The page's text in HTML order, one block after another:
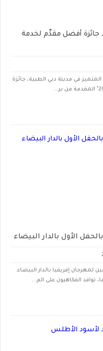
جائزة أفضل مقدِّم لخدمة
في مدينة دبي الطبية، جائزة
الأول بالدار البيضاء
لمهرجان إفريقيا بالدار البيضاء.
توافد الفكاهيون على الم...